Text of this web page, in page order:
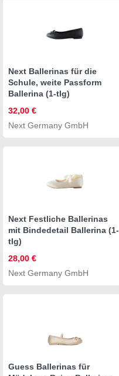
Next Ballerinas für die
Schule, weite Passform
Ballerina (1-tlg)
32,00 €
Next Germany GmbH
Next Festliche Ballerinas
mit Bindedetail Ballerina (1-
tlg)
28,00 €
Next Germany GmbH
Guess Ballerinas für